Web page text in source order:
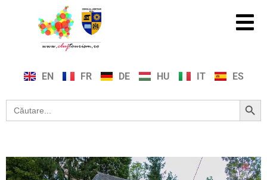
EN FR DE HU IT ES
Search
for:
Search Button